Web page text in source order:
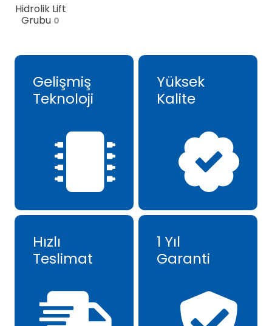
Hidrolik Lift
Grubu 0
Gelişmiş
Teknoloji
Yüksek
Kalite
Hızlı
Teslimat
1 Yıl
Garanti